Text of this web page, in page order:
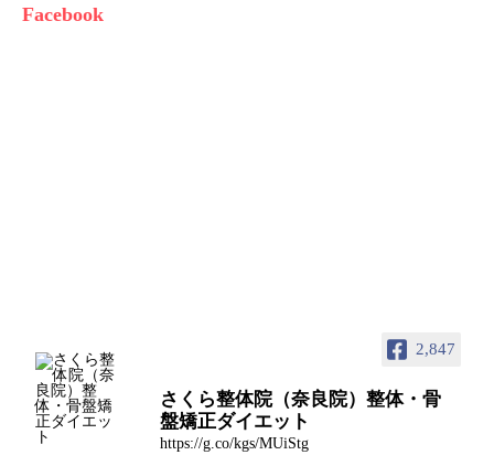
Facebook
2,847
さくら整体院（奈良院）整体・骨
盤矯正ダイエット
https://g.co/kgs/MUiStg